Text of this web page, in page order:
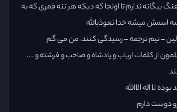
بیگانه ندارم تا اونجا که دیکه هر ننه قمری که به
اسمش میشه خدا نعوذبالله
– تیم ترجمه – رسیدگی کنند، من می گم
از کلمات ارباب و پادشاه و صاحب و فرشته و ….
بوده لا اله الاالله
دوست دارم